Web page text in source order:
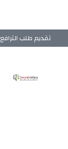
تقديم طلب الترافع